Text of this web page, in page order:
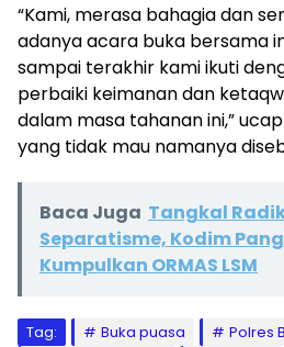
“Kami, merasa bahagia dan
adanya acara buka bersama
sampai terakhir kami ikuti
perbaiki keimanan dan
dalam masa tahanan ini,”
yang tidak mau namanya
Baca Juga Tangkal
Separatisme, Kodim
Kumpulkan ORMAS LSM
Tag: Buka puasa
Polres